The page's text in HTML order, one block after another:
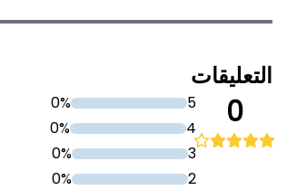
التعليقات
0
5
0%
4
0%
3
0%
2
0%